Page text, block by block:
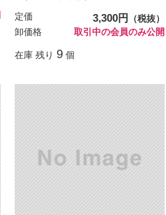
定価 3,300円
（税抜）
卸価格
取引中の会員のみ公開
在庫 残り 9 個